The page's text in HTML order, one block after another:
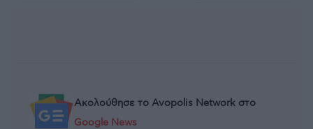
Ακολούθησε το Avopolis Network στο
Google News